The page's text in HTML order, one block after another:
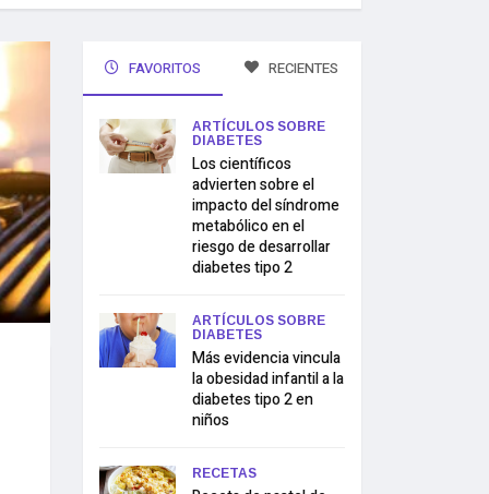
FAVORITOS RECIENTES
ARTÍCULOS SOBRE
DIABETES
Los científicos
advierten sobre el
impacto del síndrome
metabólico en el
riesgo de desarrollar
diabetes tipo 2
ARTÍCULOS SOBRE
DIABETES
Más evidencia vincula
la obesidad infantil a la
diabetes tipo 2 en
niños
RECETAS